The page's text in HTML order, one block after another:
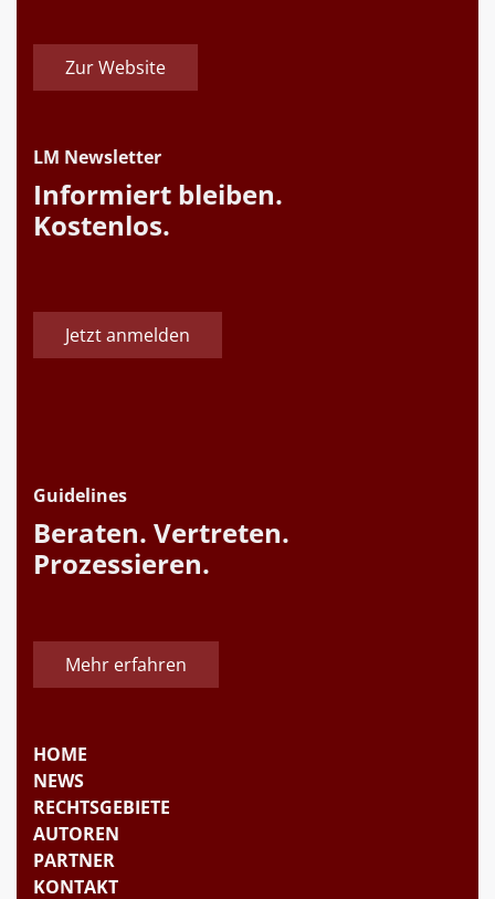
Zur Website
LM Newsletter
Informiert bleiben.
Kostenlos.
Jetzt anmelden
Guidelines
Beraten. Vertreten.
Prozessieren.
Mehr erfahren
HOME
NEWS
RECHTSGEBIETE
AUTOREN
PARTNER
KONTAKT